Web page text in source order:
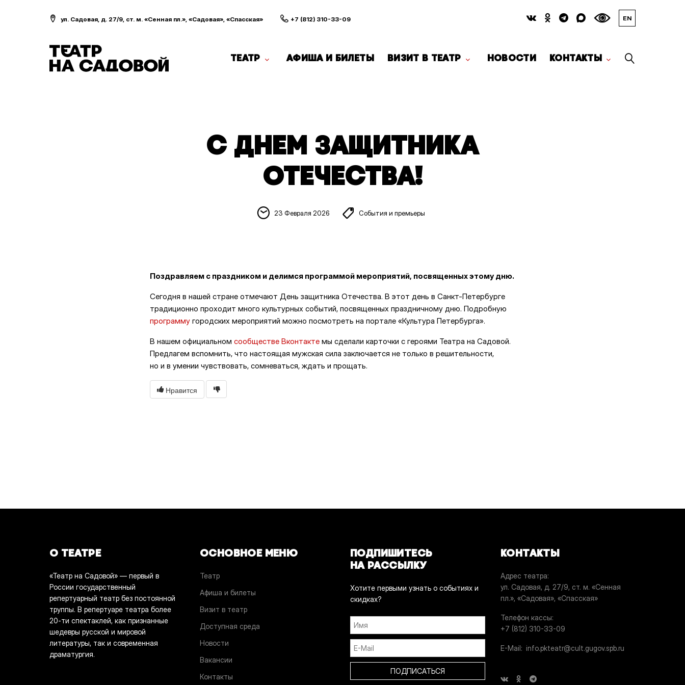
ул. Садовая, д. 27/9, ст. м. «Сенная пл.», «Садовая», «Спасская» +7 (812) 310-33-09 EN
ТЕАТР АФИША И БИЛЕТЫ ВИЗИТ В ТЕАТР НОВОСТИ КОНТАКТЫ
С ДНЕМ ЗАЩИТНИКА
ОТЕЧЕСТВА!
23 Февраля 2026 События и премьеры
Поздравляем с праздником и делимся программой мероприятий, посвященных этому дню.
Сегодня в нашей стране отмечают День защитника Отечества. В этот день в Санкт-Петербурге
традиционно проходит много культурных событий, посвященных праздничному дню. Подробную
программугородских мероприятий можно посмотреть на портале «Культура Петербурга».
В нашем официальном сообществе Вконтактемы сделали карточки с героями Театра на Садовой.
Предлагем вспомнить, что настоящая мужская сила заключается не только в решительности,
но и в умении чувствовать, сомневаться, ждать и прощать.
Нравится
О ТЕАТРЕ
«Театр на Садовой» — первый в
России государственный
репертуарный театр без постоянной
труппы. В репертуаре театра более
20-ти спектаклей, как признанные
шедевры русской и мировой
литературы, так и современная
драматургия.
ОСНОВНОЕ МЕНЮ
Театр
Афиша и билеты
Визит в театр
Доступная среда
Новости
Вакансии
Контакты
ПОДПИШИТЕСЬ
НА РАССЫЛКУ
Хотите первыми узнать о событиях и
скидках?
КОНТАКТЫ
Адрес театра
ул. Садовая, д. 27/9, ст. м. «Сенная
пл.», «Садовая», «Спасская»
Телефон кассы
+7 (812) 310-33-09
E-Mail info.pkteatr@cult.gugov.spb.ru